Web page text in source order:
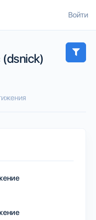
Войти